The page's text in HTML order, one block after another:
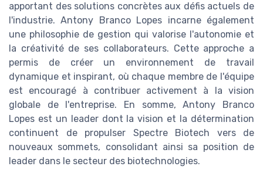
apportant des solutions concrètes aux défis actuels de
l'industrie. Antony Branco Lopes incarne également
une philosophie de gestion qui valorise l'autonomie et
la créativité de ses collaborateurs. Cette approche a
permis de créer un environnement de travail
dynamique et inspirant, où chaque membre de l'équipe
est encouragé à contribuer activement à la vision
globale de l'entreprise. En somme, Antony Branco
Lopes est un leader dont la vision et la détermination
continuent de propulser Spectre Biotech vers de
nouveaux sommets, consolidant ainsi sa position de
leader dans le secteur des biotechnologies.